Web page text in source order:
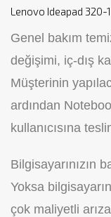
Lenovo Ideapad 320-
Genel bakım
değişimi, iç-dış
Müşterinin
ardından
kullanıcısına
Bilgisayarınızın
Yoksa
çok maliyetli